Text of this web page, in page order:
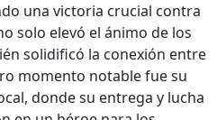
una victoria crucial contra
solo elevó el ánimo de los
solidificó la conexión entre
momento notable fue su
donde su entrega y lucha